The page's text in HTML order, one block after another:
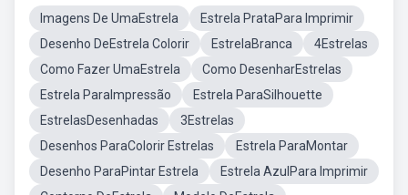
Imagens De UmaEstrela
Estrela PrataPara Imprimir
Desenho DeEstrela Colorir
EstrelaBranca
4Estrelas
Como Fazer UmaEstrela
Como DesenharEstrelas
Estrela ParaImpressão
Estrela ParaSilhouette
EstrelasDesenhadas
3Estrelas
Desenhos ParaColorir Estrelas
Estrela ParaMontar
Desenho ParaPintar Estrela
Estrela AzulPara Imprimir